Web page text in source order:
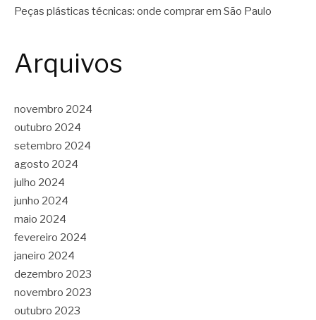
Peças plásticas técnicas: onde comprar em São Paulo
Arquivos
novembro 2024
outubro 2024
setembro 2024
agosto 2024
julho 2024
junho 2024
maio 2024
fevereiro 2024
janeiro 2024
dezembro 2023
novembro 2023
outubro 2023